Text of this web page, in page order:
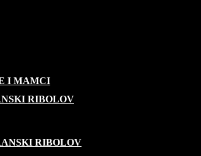
I MAMCI
RIBOLOV
RIBOLOV